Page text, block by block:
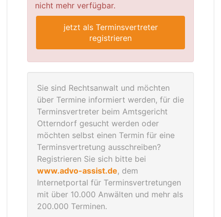
nicht mehr verfügbar.
jetzt als Terminsvertreter
registrieren
Sie sind Rechtsanwalt und möchten
über Termine informiert werden, für die
Terminsvertreter beim Amtsgericht
Otterndorf gesucht werden oder
möchten selbst einen Termin für eine
Terminsvertretung ausschreiben?
Registrieren Sie sich bitte bei
www.advo-assist.de, dem
Internetportal für Terminsvertretungen
mit über 10.000 Anwälten und mehr als
200.000 Terminen.